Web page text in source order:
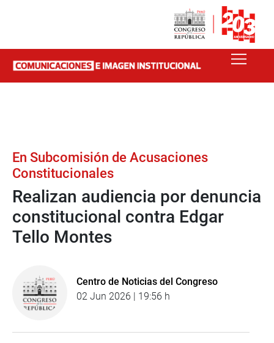
En Subcomisión de Acusaciones
Constitucionales
Realizan audiencia por denuncia
constitucional contra Edgar
Tello Montes
Centro de Noticias del Congreso
02 Jun 2026 | 19:56 h